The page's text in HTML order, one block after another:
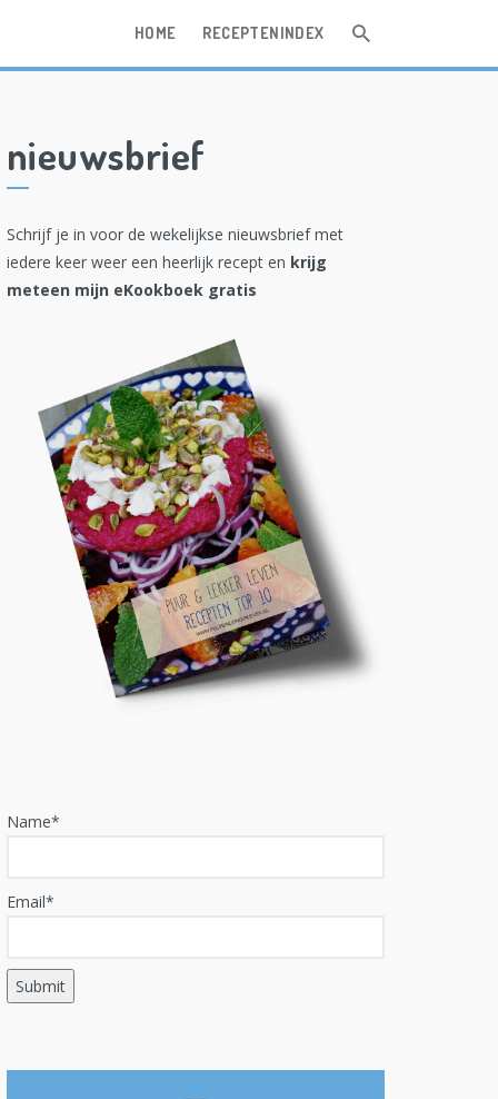
HOME RECEPTENINDEX
nieuwsbrief
Schrijf je in voor de wekelijkse nieuwsbrief met
iedere keer weer een heerlijk recept en krijg
meteen mijn eKookboek gratis
Name*
Email*